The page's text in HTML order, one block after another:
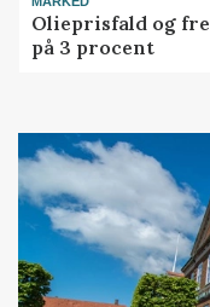
Olieprisfald og
på 3 procent